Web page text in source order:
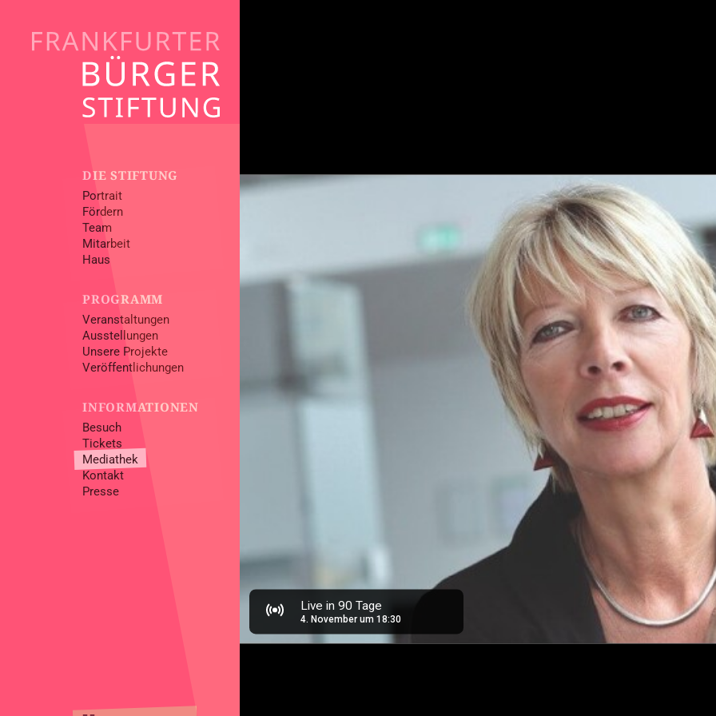
DIE STIFTUNG
Portrait
Fördern
Team
Mitarbeit
Haus
PROGRAMM
Veranstaltungen
Ausstellungen
Unsere Projekte
Veröffentlichungen
INFORMATIONEN
Besuch
Tickets
Mediathek
Kontakt
Presse
KATEGORIEN
Livestreams
Musik